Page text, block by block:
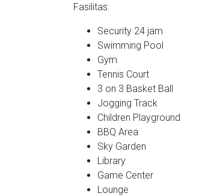
Fasilitas:
Security 24 jam
Swimming Pool
Gym
Tennis Court
3 on 3 Basket Ball
Jogging Track
Children Playground
BBQ Area
Sky Garden
Library
Game Center
Lounge